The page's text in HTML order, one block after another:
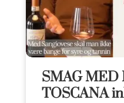
SMAG MED
TOSCANA